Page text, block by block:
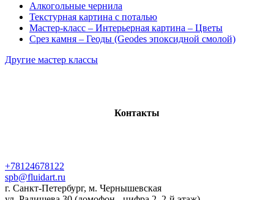
Алкогольные чернила
Текстурная картина с поталью
Мастер-класс – Интерьерная картина – Цветы
Срез камня – Геоды (Geodes эпоксидной смолой)
Другие мастер классы
Контакты
+78124678122
spb@fluidart.ru
г. Санкт-Петербург, м. Чернышевская